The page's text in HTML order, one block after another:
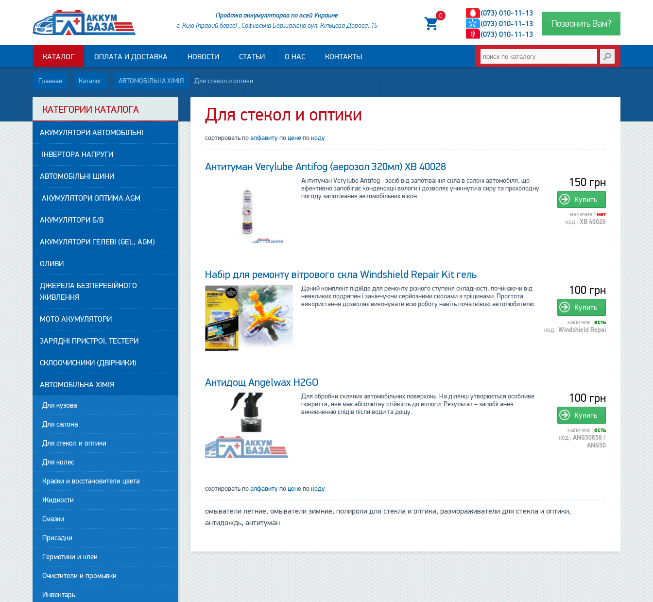
Позвонить Вам?
(073) 010-11-13
(073) 010-11-13
(073) 010-11-13
0
Продажа аккумуляторов по всей Украине
г. Київ (правий берег) , Софіївська Борщагівка вул. Кільцева Дорога, 15
КАТАЛОГ ОПЛАТА И ДОСТАВКА НОВОСТИ СТАТЬИ О НАС КОНТАКТЫ
Главная Каталог АВТОМОБІЛЬНА ХІМІЯ Для стекол и оптики
Для стекол и оптики
сортировать поалфавитупоценепокоду
Антитуман Verylube Antifog (аерозол 320мл) XB 40028
150 грн
Купить
наличие :нет
код :XB 40028
Антитуман Verylube Antifog - засіб від запотівання скла в салоні автомобіля, що
ефективно запобігає конденсації вологи і дозволяє уникнути в сиру та прохолодну
погоду запотівання автомобільних вікон.
Набір для ремонту вітрового скла Windshield Repair Kit гель
100 грн
Купить
наличие :есть
код :Windshield Repai
Даний комплект підійде для ремонту різного ступеня складності, починаючи від
невеликих подряпин і закінчуючи серйозними сколами з тріщинами. Простота
використання дозволяє виконувати всю роботу навіть початківцю автолюбителю.
Антидощ Angelwax H2GO
100 грн
Купить
наличие :есть
код :ANG50658 /
ANG50
Для обробки скляних автомобільних поверхонь. На ділянці утворюється особливе
покриття, яке має абсолютну стійкість до вологи. Результат – запобігання
виникненню слідів після води та дощу.
сортировать поалфавитупоценепокоду
омыватели летние, омыватели зимние, полироли для стекла и оптики, размораживатели для стекла и оптики,
антидождь, антитуман
КАТЕГОРИИ КАТАЛОГА
АКУМУЛЯТОРИ АВТОМОБІЛЬНІ
ІНВЕРТОРА НАПРУГИ
АВТОМОБІЛЬНІ ШИНИ
АКУМУЛЯТОРИ ОПТИМА AGM
АКУМУЛЯТОРИ Б/В
АКУМУЛЯТОРИ ГЕЛЕВІ (GEL, AGM)
ОЛИВИ
ДЖЕРЕЛА БЕЗПЕРЕБІЙНОГО
ЖИВЛЕННЯ
МОТО АКУМУЛЯТОРИ
ЗАРЯДНІ ПРИСТРОЇ, ТЕСТЕРИ
СКЛООЧИСНИКИ (ДВІРНИКИ)
АВТОМОБІЛЬНА ХІМІЯ
Для кузова
Для салона
Для стекол и оптики
Для колес
Краски и восстановители цвета
Жидкости
Смазки
Присадки
Герметики и клеи
Очистители и промывки
Инвентарь